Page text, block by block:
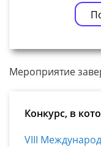
Мероприятие
Конкурс, в
VIII